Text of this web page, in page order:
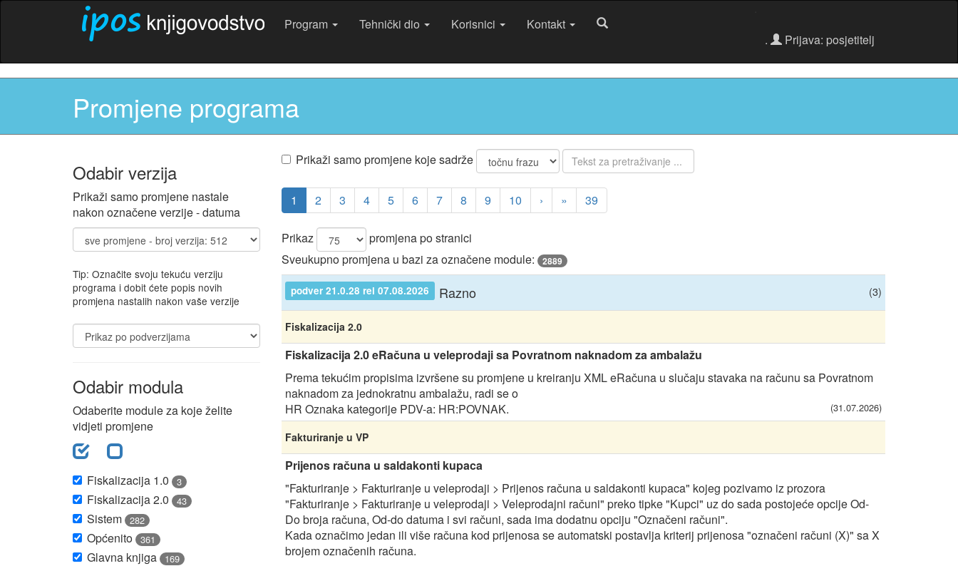
Program Tehnički dio Korisnici Kontakt
.
Prijava: posjetitelj
Promjene programa
Odabir verzija
Prikaži samo promjene nastale
nakon označene verzije - datuma
Tip: Označite svoju tekuću verziju
programa i dobit ćete popis novih
promjena nastalih nakon vaše verzije
Odabir modula
Odaberite module za koje želite
vidjeti promjene
Fiskalizacija 1.0 3
Fiskalizacija 2.0 43
Sistem 282
Općenito 361
Glavna knjiga 169
Prikaži samo promjene koje sadrže
1 2 3 4 5 6 7 8 9 10 › » 39
Prikaz
promjena po stranici
Sveukupno promjena u bazi za označene module:
2889
podver 21.0.28 rel 07.08.2026 Razno (3)
Fiskalizacija 2.0
Fiskalizacija 2.0 eRačuna u veleprodaji sa Povratnom naknadom za ambalažu
Prema tekućim propisima izvršene su promjene u kreiranju XML eRačuna u slučaju stavaka na računu sa Povratnom
naknadom za jednokratnu ambalažu, radi se o
HR Oznaka kategorije PDV-a: HR:POVNAK.
(31.07.2026)
Fakturiranje u VP
Prijenos računa u saldakonti kupaca
"Fakturiranje > Fakturiranje u veleprodaji > Prijenos računa u saldakonti kupaca" kojeg pozivamo iz prozora
"Fakturiranje > Fakturiranje u veleprodaji > Veleprodajni računi" preko tipke "Kupci" uz do sada postojeće opcije Od-
Do broja računa, Od-do datuma i svi računi, sada ima dodatnu opciju "Označeni računi".
Kada označimo jedan ili više računa kod prijenosa se automatski postavlja kriterij prijenosa "označeni računi (X)" sa X
brojem označenih računa.